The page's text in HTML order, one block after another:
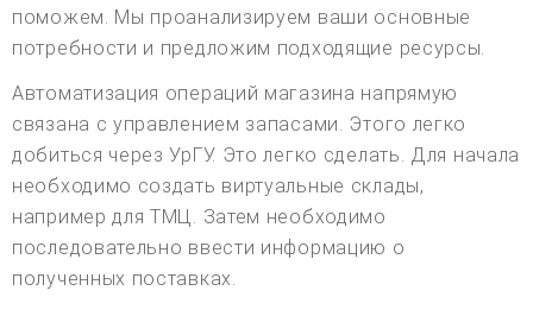
поможем. Мы проанализируем ваши основные
потребности и предложим подходящие ресурсы.
Автоматизация операций магазина напрямую
связана с управлением запасами. Этого легко
добиться через УрГУ. Это легко сделать. Для начала
необходимо создать виртуальные склады,
например для ТМЦ. Затем необходимо
последовательно ввести информацию о
полученных поставках.